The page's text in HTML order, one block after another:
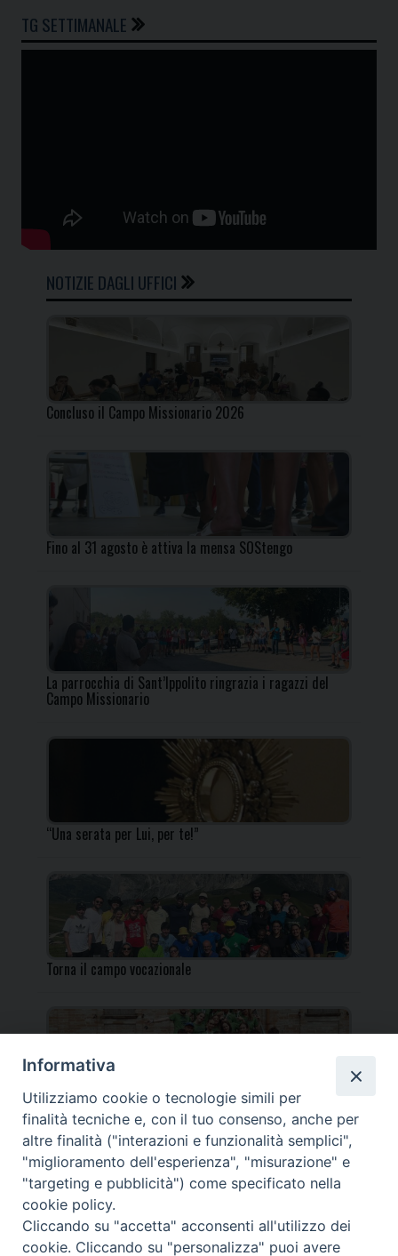
TG SETTIMANALE
NOTIZIE DAGLI UFFICI
Concluso il Campo Missionario 2026
Fino al 31 agosto è attiva la mensa SOStengo
La parrocchia di Sant’Ippolito ringrazia i ragazzi del
Campo Missionario
“Una serata per Lui, per te!”
Torna il campo vocazionale
Torna il Campo Missionario Diocesano
_____________________________________________________
_____________________________
Informativa
Utilizziamo cookie o tecnologie simili per
finalità tecniche e, con il tuo consenso, anche per
altre finalità ("interazioni e funzionalità semplici",
"miglioramento dell'esperienza", "misurazione" e
"targeting e pubblicità") come specificato nella
cookie policy.
Cliccando su "accetta" acconsenti all'utilizzo dei
cookie. Cliccando su "personalizza" puoi avere